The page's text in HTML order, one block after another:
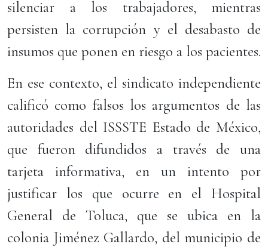
silenciar a los trabajadores, mientras
persisten la corrupción y el desabasto de
insumos que ponen en riesgo a los pacientes.
En ese contexto, el sindicato independiente
calificó como falsos los argumentos de las
autoridades del ISSSTE Estado de México,
que fueron difundidos a través de una
tarjeta informativa, en un intento por
justificar los que ocurre en el Hospital
General de Toluca, que se ubica en la
colonia Jiménez Gallardo, del municipio de